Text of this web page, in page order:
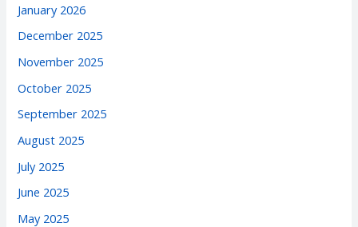
January 2026
December 2025
November 2025
October 2025
September 2025
August 2025
July 2025
June 2025
May 2025